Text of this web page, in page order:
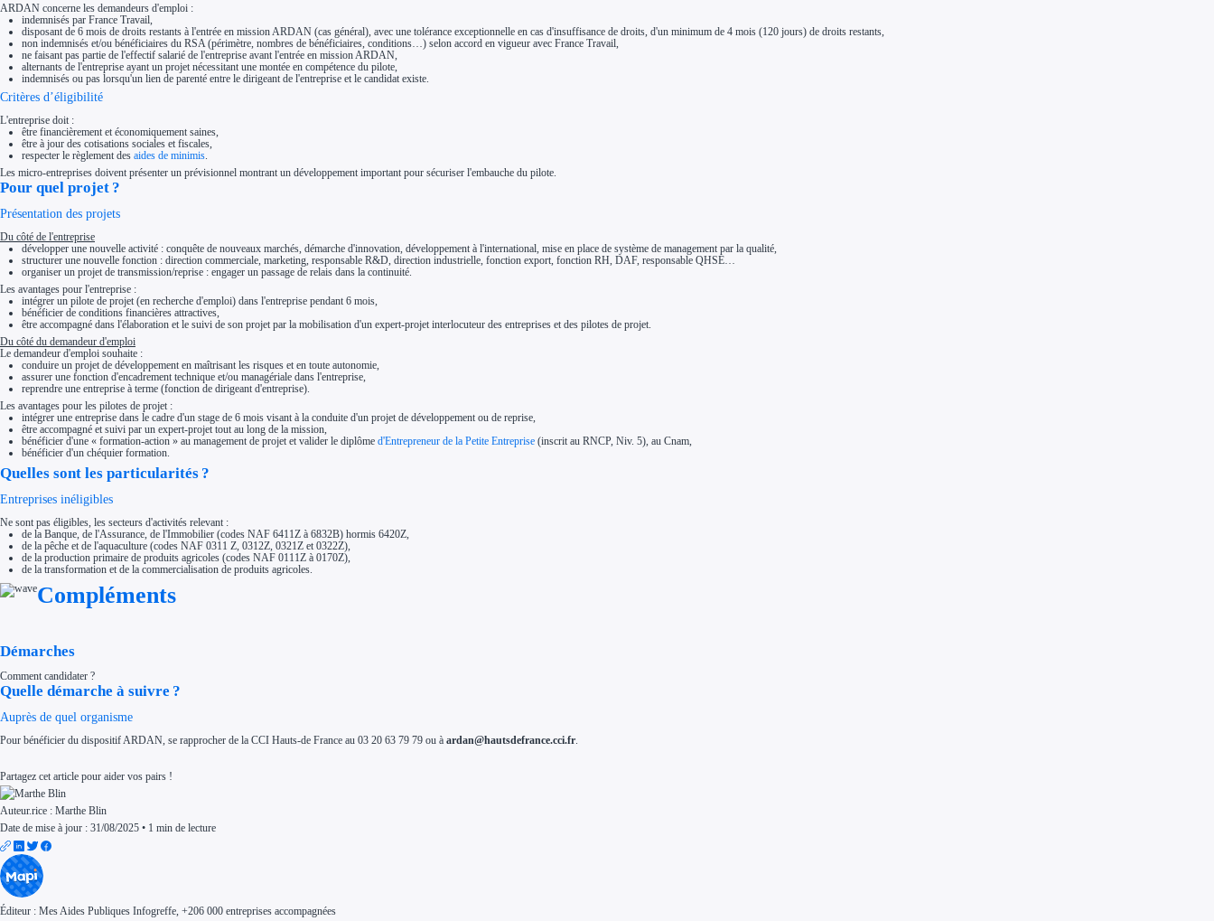
ARDAN concerne les demandeurs d'emploi :
indemnisés par France Travail,
disposant de 6 mois de droits restants à l'entrée en mission ARDAN (cas général), avec une tolérance exceptionnelle en cas d'insuffisance de droits, d'un minimum de 4 mois (120 jours) de droits restants,
non indemnisés et/ou bénéficiaires du RSA (périmètre, nombres de bénéficiaires, conditions…) selon accord en vigueur avec France Travail,
ne faisant pas partie de l'effectif salarié de l'entreprise avant l'entrée en mission ARDAN,
alternants de l'entreprise ayant un projet nécessitant une montée en compétence du pilote,
indemnisés ou pas lorsqu'un lien de parenté entre le dirigeant de l'entreprise et le candidat existe.
Critères d’éligibilité
L'entreprise doit :
être financièrement et économiquement saines,
être à jour des cotisations sociales et fiscales,
respecter le règlement desaides de minimis
Les micro-entreprises doivent présenter un prévisionnel montrant un développement important pour sécuriser l'embauche du pilote.
Pour quel projet ?
Présentation des projets
Du côté de l'entreprise
développer une nouvelle activité : conquête de nouveaux marchés, démarche d'innovation, développement à l'international, mise en place de système de management par la qualité,
structurer une nouvelle fonction : direction commerciale, marketing, responsable R&D, direction industrielle, fonction export, fonction RH, DAF, responsable QHSE…
organiser un projet de transmission/reprise : engager un passage de relais dans la continuité.
Les avantages pour l'entreprise :
intégrer un pilote de projet (en recherche d'emploi) dans l'entreprise pendant 6 mois,
bénéficier de conditions financières attractives,
être accompagné dans l'élaboration et le suivi de son projet par la mobilisation d'un expert-projet interlocuteur des entreprises et des pilotes de projet.
Du côté du demandeur d'emploi
Le demandeur d'emploi souhaite :
conduire un projet de développement en maîtrisant les risques et en toute autonomie,
assurer une fonction d'encadrement technique et/ou managériale dans l'entreprise,
reprendre une entreprise à terme (fonction de dirigeant d'entreprise).
Les avantages pour les pilotes de projet :
intégrer une entreprise dans le cadre d'un stage de 6 mois visant à la conduite d'un projet de développement ou de reprise,
être accompagné et suivi par un expert-projet tout au long de la mission,
bénéficier d'une « formation-action » au management de projet et valider le diplômed'Entrepreneur de la Petite Entreprise (inscrit au RNCP, Niv. 5), au Cnam,
bénéficier d'un chéquier formation.
Quelles sont les particularités ?
Entreprises inéligibles
Ne sont pas éligibles, les secteurs d'activités relevant :
de la Banque, de l'Assurance, de l'Immobilier (codes NAF 6411Z à 6832B) hormis 6420Z,
de la pêche et de l'aquaculture (codes NAF 0311 Z, 0312Z, 0321Z et 0322Z),
de la production primaire de produits agricoles (codes NAF 0111Z à 0170Z),
de la transformation et de la commercialisation de produits agricoles.
Compléments
Démarches
Comment candidater ?
Quelle démarche à suivre ?
Auprès de quel organisme
Pour bénéficier du dispositif ARDAN, se rapprocher de la CCI Hauts-de France au 03 20 63 79 79 ou à ardan@hautsdefrance.cci.fr.
Partagez cet article pour aider vos pairs !
Auteur.rice : Marthe Blin
Date de mise à jour : 31/08/2025 • 1 min de lecture
Éditeur : Mes Aides Publiques Infogreffe, +206 000 entreprises accompagnées